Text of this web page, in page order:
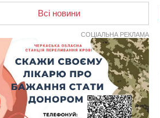
На Золотоніщині вже десяту
добу гасять пожежу торфу
Від 80 гривень за кілограм: в
Україні прогнозують стрибок цін на
гречку
Захисника зі Звенигородщини,
який обороняв Авдіївку,
нагородили “Комбатантським
хрестом”
Всі новини
СОЦІАЛЬНА РЕКЛАМА